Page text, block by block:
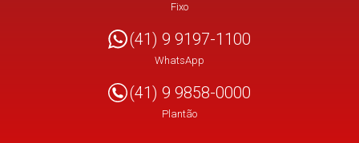
Fixo
(41) 9 9197-1100
WhatsApp
(41) 9 9858-0000
Plantão